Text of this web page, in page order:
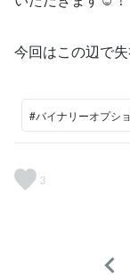
今回はこの辺で
#バイナリーオプシ
3